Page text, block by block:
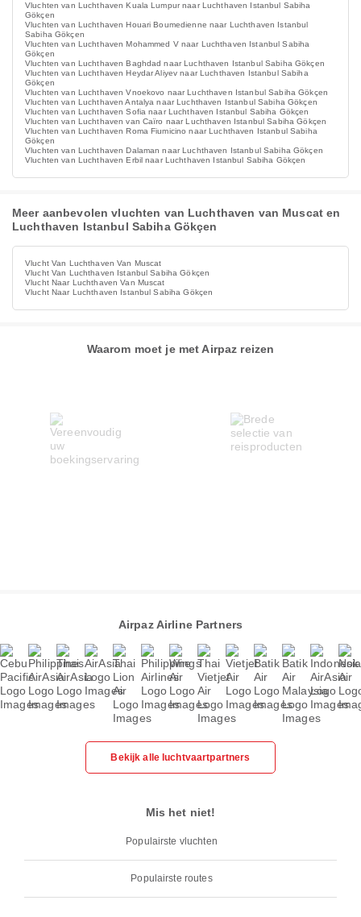
Vluchten van Luchthaven Kuala Lumpur naar Luchthaven Istanbul Sabiha
Gökçen
Vluchten van Luchthaven Houari Boumedienne naar Luchthaven Istanbul
Sabiha Gökçen
Vluchten van Luchthaven Mohammed V naar Luchthaven Istanbul Sabiha
Gökçen
Vluchten van Luchthaven Baghdad naar Luchthaven Istanbul Sabiha Gökçen
Vluchten van Luchthaven Heydar Aliyev naar Luchthaven Istanbul Sabiha
Gökçen
Vluchten van Luchthaven Vnoekovo naar Luchthaven Istanbul Sabiha Gökçen
Vluchten van Luchthaven Antalya naar Luchthaven Istanbul Sabiha Gökçen
Vluchten van Luchthaven Sofia naar Luchthaven Istanbul Sabiha Gökçen
Vluchten van Luchthaven van Caïro naar Luchthaven Istanbul Sabiha Gökçen
Vluchten van Luchthaven Roma Fiumicino naar Luchthaven Istanbul Sabiha
Gökçen
Vluchten van Luchthaven Dalaman naar Luchthaven Istanbul Sabiha Gökçen
Vluchten van Luchthaven Erbil naar Luchthaven Istanbul Sabiha Gökçen
Meer aanbevolen vluchten van Luchthaven van Muscat en
Luchthaven Istanbul Sabiha Gökçen
Vlucht Van Luchthaven Van Muscat
Vlucht Van Luchthaven Istanbul Sabiha Gökçen
Vlucht Naar Luchthaven Van Muscat
Vlucht Naar Luchthaven Istanbul Sabiha Gökçen
Waarom moet je met Airpaz reizen
Airpaz Airline Partners
Bekijk alle luchtvaartpartners
Mis het niet!
Populairste vluchten
Populairste routes